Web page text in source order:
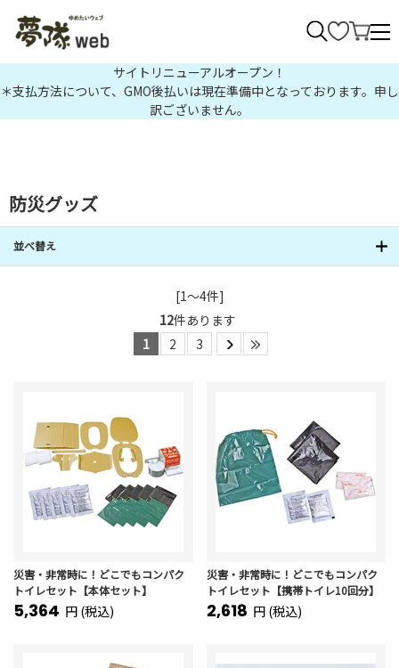
サイトリニューアルオープン！
＊支払方法について、GMO後払いは現在準備中となっております。申し
訳ございません。
防災グッズ
並べ替え
[1～4件]
12件あります
1
2 3
災害・非常時に！どこでもコンパク
トイレセット【本体セット】
5,364 円 (税込)
災害・非常時に！どこでもコンパク
トイレセット【携帯トイレ10回分】
2,618 円 (税込)